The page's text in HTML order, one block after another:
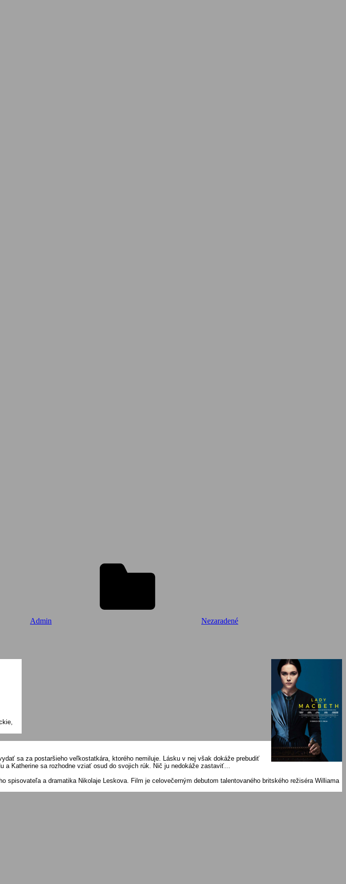
Admin Nezaradené
sa za postaršieho veľkostatkára, ktorého nemiluje. Lásku v nej však dokáže prebudiť
Katherine sa rozhodne vziať osud do svojich rúk. Nič ju nedokáže zastaviť…
spisovateľa a dramatika Nikolaje Leskova. Film je celovečerným debutom talentovaného britského režiséra Williama